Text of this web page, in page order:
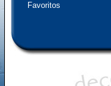
Favoritos